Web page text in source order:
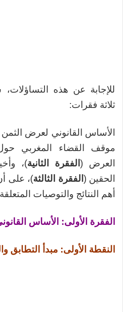
للإجابة عن هذه
ثلاثة فقرات:
الأساس القانوني لعرض
موقف القضاء المغربي
العرض ( الفقرة الثانية)،
الحقين ( الفقرة الثالثة)، على
أهم النتائج والتوصيات
الفقرة الأولى: الأساس
النقطة الأولى: مبدأ التطابق